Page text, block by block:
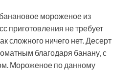
мороженое из
приготовления не требует
сложного ничего нет. Десерт
благодаря банану, с
Мороженое по данному